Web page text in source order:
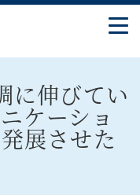
に伸びてい
ケーショ
展させた